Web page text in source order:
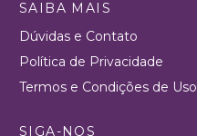
SAIBA MAIS
Dúvidas e Contato
Política de Privacidade
Termos e Condições de Uso
SIGA-NOS